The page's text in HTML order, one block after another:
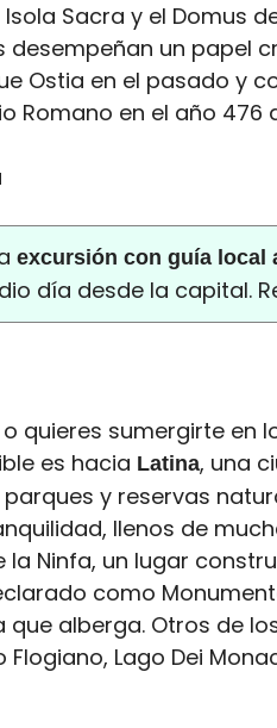
Sacra y el Domus
desempeñan un papel
Ostia en el pasado y
Romano en el año 476
excursión con guía local
día desde la capital.
quieres sumergirte en
es hacia Latina, una
y reservas
llenos de
Ninfa, un lugar
como
alberga. Otros de
Lago Dei